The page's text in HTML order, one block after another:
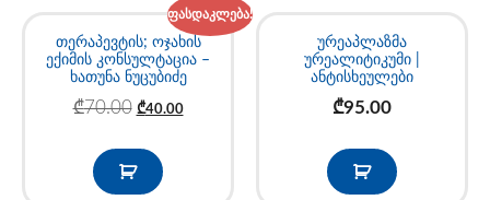
ფასდაკლება!
თერაპევტის; ოჯახის
ექიმის კონსულტაცია –
ხათუნა ნუცუბიძე
₾70.00 ₾40.00
ურეაპლაზმა
ურეალიტიკუმი |
ანტისხეულები
₾95.00